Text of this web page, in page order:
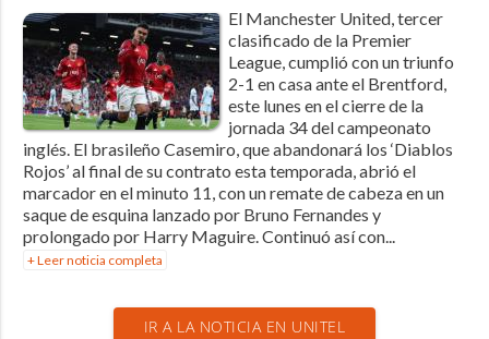
El Manchester United, tercer
clasificado de la Premier
League, cumplió con un triunfo
2-1 en casa ante el Brentford,
este lunes en el cierre de la
jornada 34 del campeonato
inglés. El brasileño Casemiro, que abandonará los ‘Diablos
Rojos’ al final de su contrato esta temporada, abrió el
marcador en el minuto 11, con un remate de cabeza en un
saque de esquina lanzado por Bruno Fernandes y
prolongado por Harry Maguire. Continuó así con...
+ Leer noticia completa
IR A LA NOTICIA EN UNITEL